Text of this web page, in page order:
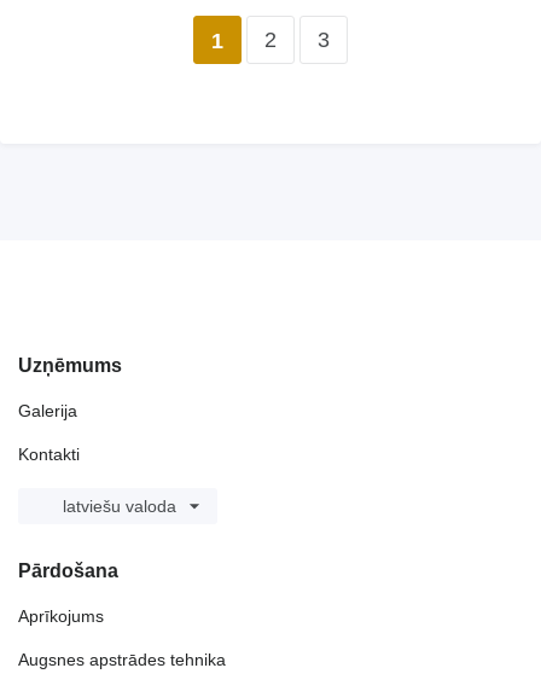
1 2 3
Uzņēmums
Galerija
Kontakti
latviešu valoda
Pārdošana
Aprīkojums
Augsnes apstrādes tehnika